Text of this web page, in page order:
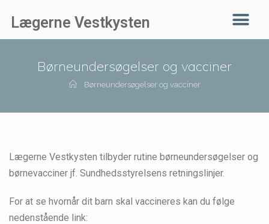
Lægerne Vestkysten
Børneundersøgelser og vacciner
Børneundersøgelser og vacciner
Lægerne Vestkysten tilbyder rutine børneundersøgelser og
børnevacciner jf. Sundhedsstyrelsens retningslinjer.
For at se hvornår dit barn skal vaccineres kan du følge
nedenstående link: